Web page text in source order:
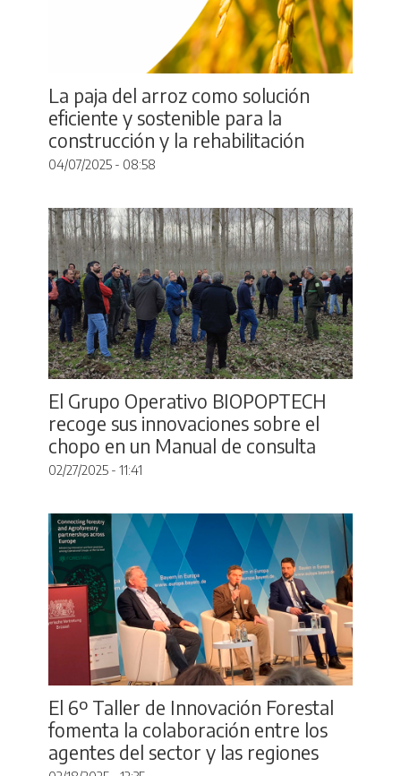
La paja del arroz como solución
eficiente y sostenible para la
construcción y la rehabilitación
04/07/2025 - 08:58
El Grupo Operativo BIOPOPTECH
recoge sus innovaciones sobre el
chopo en un Manual de consulta
02/27/2025 - 11:41
El 6º Taller de Innovación Forestal
fomenta la colaboración entre los
agentes del sector y las regiones